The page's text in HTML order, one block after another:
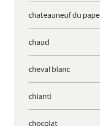
chateauneuf du pape
chaud
cheval blanc
chianti
chocolat